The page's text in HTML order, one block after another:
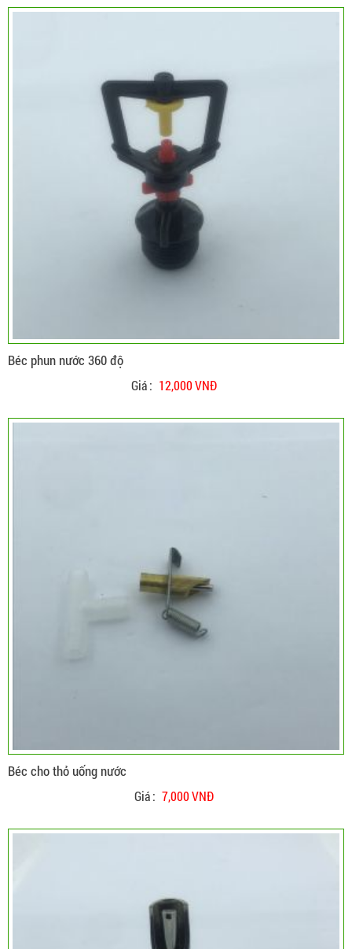
Béc phun nước 360 độ
Giá : 12,000 VNĐ
Béc cho thỏ uống nước
Giá : 7,000 VNĐ